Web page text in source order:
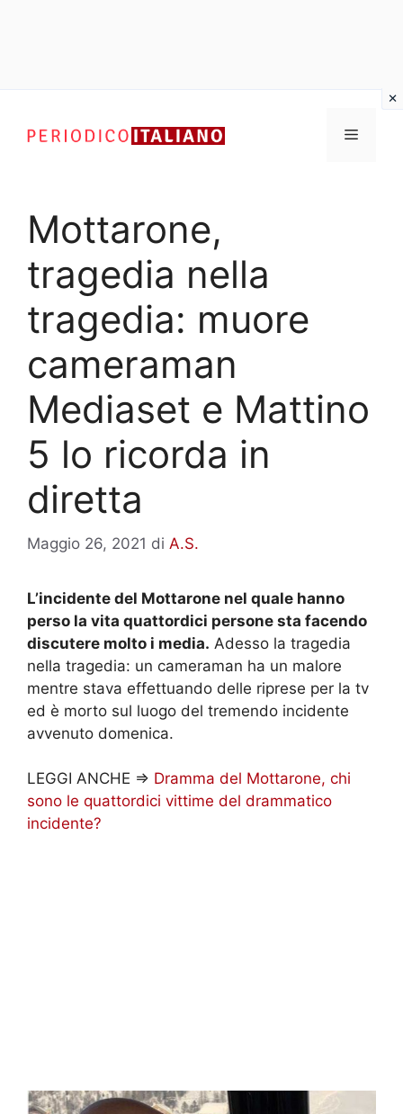
contenuto
Menu
Mottarone,
tragedia nella
tragedia: muore
cameraman
Mediaset e Mattino
5 lo ricorda in
diretta
Maggio 26, 2021 di A.S.
L’incidente del Mottarone nel quale hanno
perso la vita quattordici persone sta facendo
discutere molto i media. Adesso la tragedia
nella tragedia: un cameraman ha un malore
mentre stava effettuando delle riprese per la tv
ed è morto sul luogo del tremendo incidente
avvenuto domenica.
LEGGI ANCHE => Dramma del Mottarone, chi
sono le quattordici vittime del drammatico
incidente?